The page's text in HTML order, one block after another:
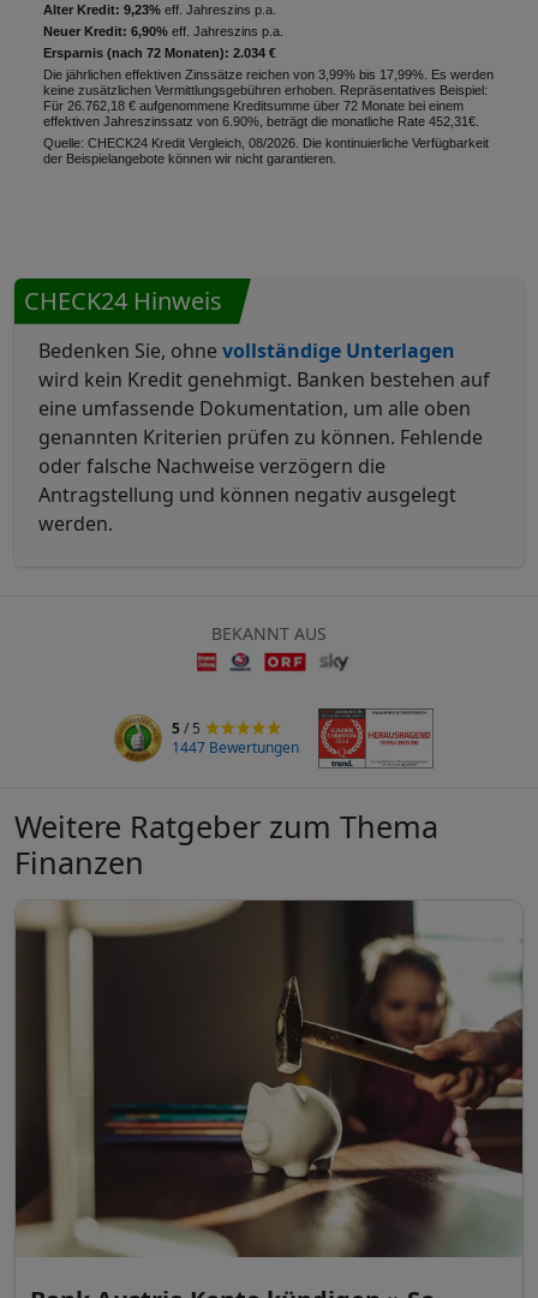
Alter Kredit: 9,23% eff. Jahreszins p.a.
Neuer Kredit: 6,90% eff. Jahreszins p.a.
Ersparnis (nach 72 Monaten): 2.034 €
Die jährlichen effektiven Zinssätze reichen von 3,99% bis 17,99%. Es werden
keine zusätzlichen Vermittlungsgebühren erhoben. Repräsentatives Beispiel:
Für 26.762,18 € aufgenommene Kreditsumme über 72 Monate bei einem
effektiven Jahreszinssatz von 6.90%, beträgt die monatliche Rate 452,31€.
Quelle: CHECK24 Kredit Vergleich, 08/2026. Die kontinuierliche Verfügbarkeit
der Beispielangebote können wir nicht garantieren.
CHECK24 Hinweis
Bedenken Sie, ohne vollständige Unterlagen
wird kein Kredit genehmigt. Banken bestehen auf
eine umfassende Dokumentation, um alle oben
genannten Kriterien prüfen zu können. Fehlende
oder falsche Nachweise verzögern die
Antragstellung und können negativ ausgelegt
werden.
BEKANNT AUS
5/ 5
1447 Bewertungen
Weitere Ratgeber zum Thema
Finanzen